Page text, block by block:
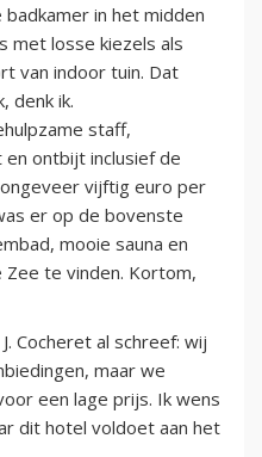
in het midden
met losse kiezels als
van indoor tuin. Dat
denk ik.
staff,
ontbijt inclusief de
vijftig euro per
er op de bovenste
mooie sauna en
te vinden. Kortom,
Cocheret al schreef: wij
maar we
een lage prijs. Ik wens
dit hotel voldoet aan het